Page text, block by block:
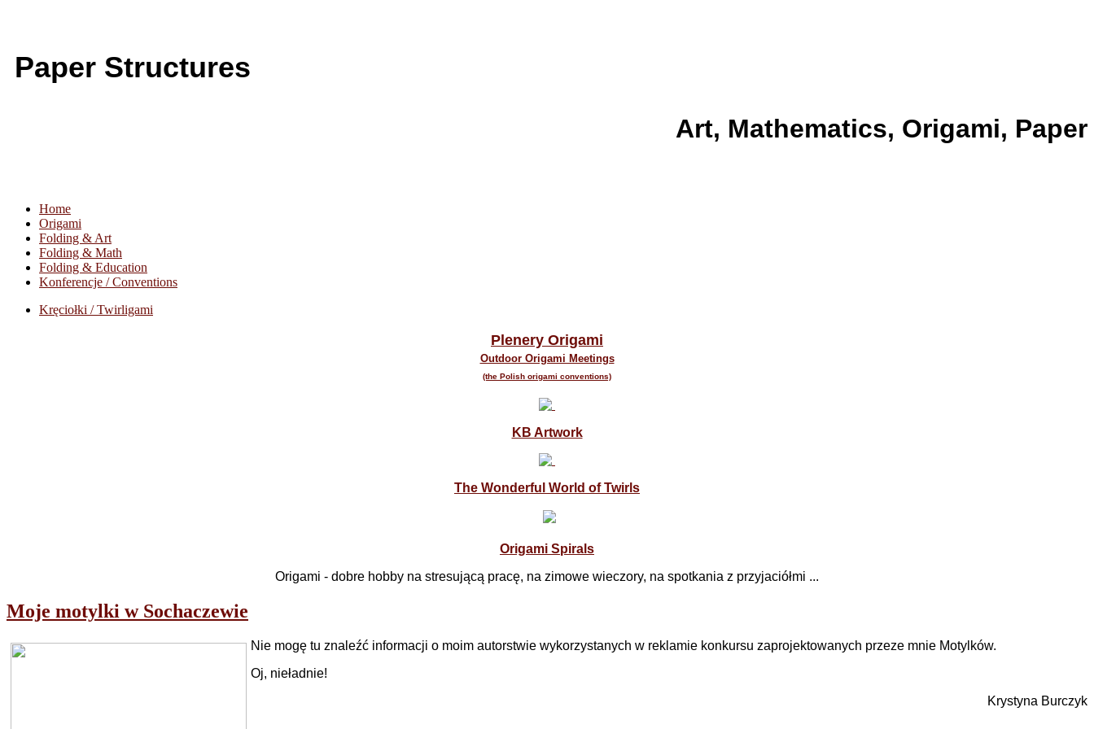
Paper Structures
Art, Mathematics, Origami, Paper
Home
Origami
Folding & Art
Folding & Math
Folding & Education
Konferencje / Conventions
Kręciołki / Twirligami
Plenery Origami
Outdoor Origami Meetings
(the Polish origami conventions)
KB Artwork
The Wonderful World of Twirls
Origami Spirals
Origami - dobre hobby na stresującą pracę, na zimowe wieczory, na spotkania z przyjaciółmi ...
Moje motylki w Sochaczewie
Nie mogę tu znaleźć informacji o moim autorstwie wykorzystanych w reklamie konkursu zaprojektowanych przeze mnie Motylków.
Oj, nieładnie!
Krystyna Burczyk